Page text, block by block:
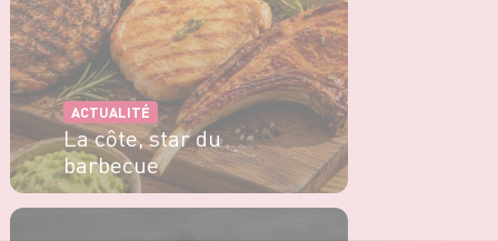
ACTUALITÉ
La côte, star du
barbecue
EN SAVOIR PLUS